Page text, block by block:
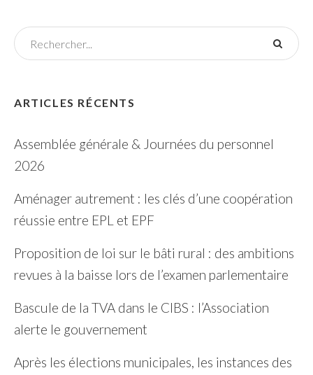
ARTICLES RÉCENTS
Assemblée générale & Journées du personnel
2026
Aménager autrement : les clés d’une coopération
réussie entre EPL et EPF
Proposition de loi sur le bâti rural : des ambitions
revues à la baisse lors de l’examen parlementaire
Bascule de la TVA dans le CIBS : l’Association
alerte le gouvernement
Après les élections municipales, les instances des